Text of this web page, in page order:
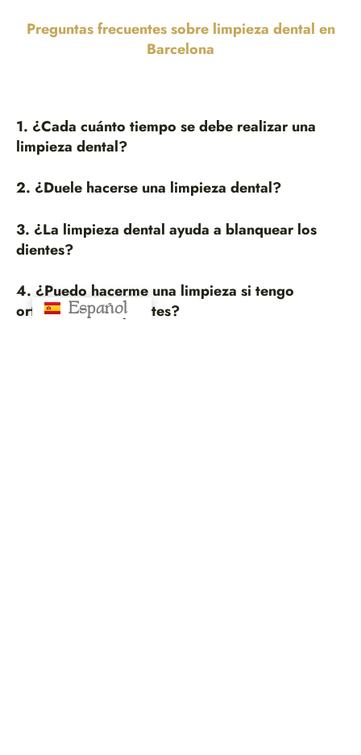
Preguntas frecuentes sobre limpieza dental en
Barcelona
1. ¿Cada cuánto tiempo se debe realizar una
limpieza dental?
2. ¿Duele hacerse una limpieza dental?
3. ¿La limpieza dental ayuda a blanquear los
dientes?
4. ¿Puedo hacerme una limpieza si tengo
ortodoncia o implantes?
Español
Русский